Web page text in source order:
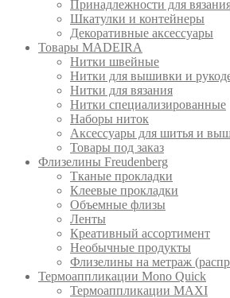
Принадлежности для
Шкатулки и контейнеры
Декоративные аксессуары
Товары MADEIRA
Нитки швейные
Нитки для вышивки и
Нитки для вязания
Нитки специализированные
Наборы ниток
Аксессуары для шитья и
Товары под заказ
Флизелины Freudenberg
Тканые прокладки
Клеевые прокладки
Объемные флизы
Ленты
Креативный ассортимент
Необычные продукты
Флизелины на метраж
Термоаппликации Mono Quick
Термоаппликации MAXI